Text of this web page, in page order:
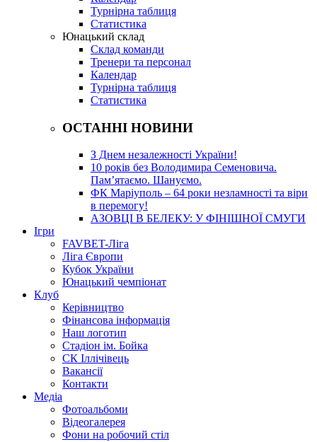
Турнірна таблиця
Статистика
Юнацький склад
Склад команди
Тренери та персонал
Календар
Турнірна таблиця
Статистика
ОСТАННІ НОВИНИ
З Днем незалежності України!
10 років без Володимира Семеновича.
Пам’ятаємо. Шануємо.
ФК Маріуполь – 64 роки незламності та віри
в перемогу!
АЗОВЦІ В БЕЛЕКУ: У ФІНІШНОЇ СМУГИ
Ігри
FAVBET-Ліга
Ліга Європи
Кубок України
Юнацький чемпіонат
Клуб
Керівництво
Фінансова інформація
Наш логотип
Стадіон ім. Бойка
СК Іллічівець
Вакансії
Контакти
Медіа
Фотоальбоми
Відеогалерея
Фони на робочий стіл